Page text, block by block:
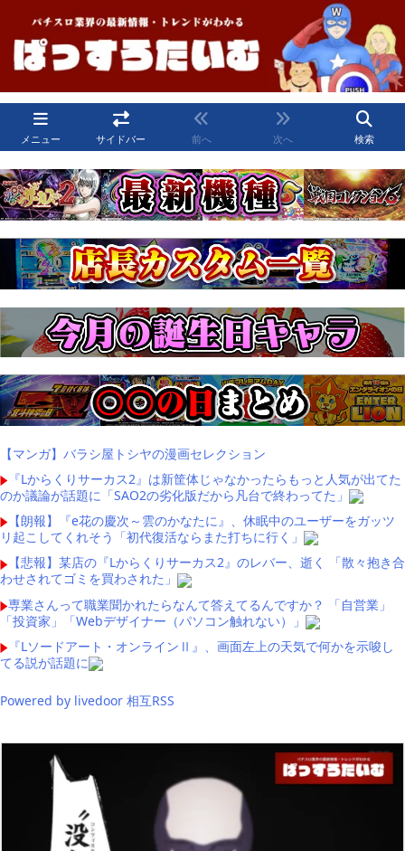
メニュー サイドバー 前へ 次へ 検索
【マンガ】バラシ屋トシヤの漫画セレクション
『Lからくりサーカス2』は新筐体じゃなかったらもっと人気が出てた
のか議論が話題に「SAO2の劣化版だから凡台で終わってた」
【朗報】『e花の慶次～雲のかなたに』、休眠中のユーザーをガッツ
リ起こしてくれそう「初代復活ならまた打ちに行く」
【悲報】某店の『Lからくりサーカス2』のレバー、逝く 「散々抱き合
わせされてゴミを買わされた」
専業さんって職業聞かれたらなんて答えてるんですか？ 「自営業」
「投資家」「Webデザイナー（パソコン触れない）」
『Lソードアート・オンラインⅡ』、画面左上の天気で何かを示唆し
てる説が話題に
Powered by livedoor 相互RSS